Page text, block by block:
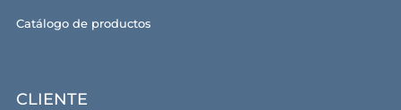
Catálogo de productos
CLIENTE